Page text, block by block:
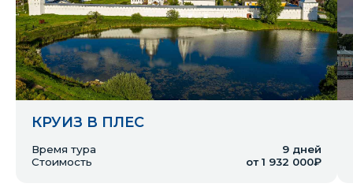
КРУИЗ В ПЛЕС
Время тура
9 дней
Стоимость
от 1 932 000₽